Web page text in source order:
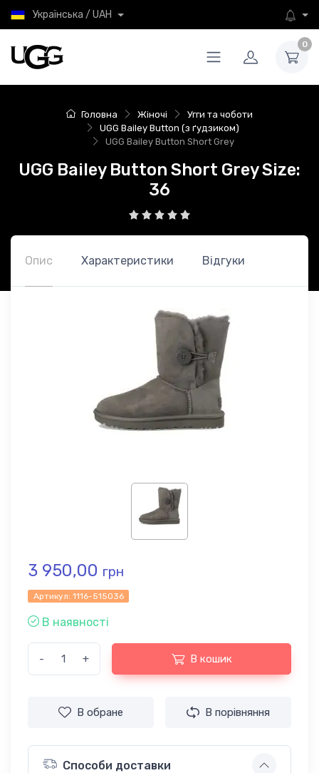
Українська / UAH
0
Головна Жіночі
Угги та чоботи
UGG Bailey Button (з ґудзиком)
UGG Bailey Button Short Grey
UGG Bailey Button Short Grey Size:
36
Опис Характеристики Відгуки
3 950,00 грн
Артикул: 1116-515036
В наявності
- + В кошик
В обране В порівняння
Способи доставки